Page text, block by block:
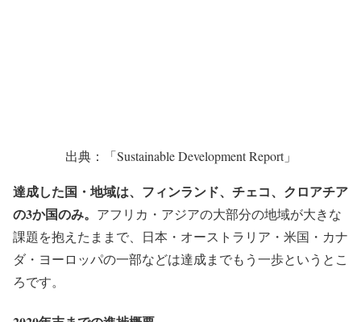
出典：「Sustainable Development Report」
達成した国・地域は、フィンランド、チェコ、ク ロアチア
の3か国のみ。 アフリカ・アジアの大部分の地域が大きな
課題を抱えたままで、日本・オーストラリア・米国・カナ
ダ・ヨーロッパの一部などは達成までもう一歩というとこ
ろです。